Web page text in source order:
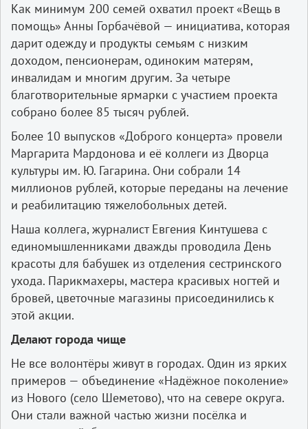
Как минимум 200 семей охватил проект «Вещь в
помощь» Анны Горбачёвой — инициатива, которая
дарит одежду и продукты семьям с низким
доходом, пенсионерам, одиноким матерям,
инвалидам и многим другим. За четыре
благотворительные ярмарки с участием проекта
собрано более 85 тысяч рублей.
Более 10 выпусков «Доброго концерта» провели
Маргарита Мардонова и её коллеги из Дворца
культуры им. Ю. Гагарина. Они собрали 14
миллионов рублей, которые переданы на лечение
и реабилитацию тяжелобольных детей.
Наша коллега, журналист Евгения Кинтушева с
единомышленниками дважды проводила День
красоты для бабушек из отделения сестринского
ухода. Парикмахеры, мастера красивых ногтей и
бровей, цветочные магазины присоединились к
этой акции.
Делают города чище
Не все волонтёры живут в городах. Один из ярких
примеров — объединение «Надёжное поколение»
из Нового (село Шеметово), что на севере округа.
Они стали важной частью жизни посёлка и